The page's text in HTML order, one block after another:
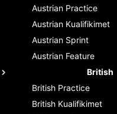
Austrian Practice
Austrian Kualifikimet
Austrian Sprint
Austrian Feature
British
British Practice
British Kualifikimet